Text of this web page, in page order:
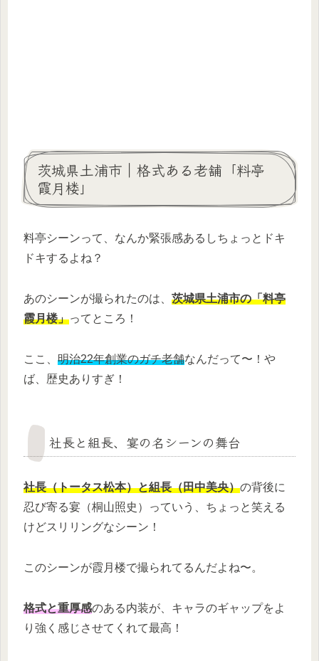
茨城県土浦市｜格式ある老舗「料亭
霞月楼」
料亭シーンって、なんか緊張感あるしちょっとドキ
ドキするよね？
あのシーンが撮られたのは、 茨城県土浦市の「料亭
霞月楼」ってところ！
ここ、 明治22年創業のガチ老舗なんだって〜！や
ば、歴史ありすぎ！
社長と組長、宴の名シーンの舞台
社長（トータス松本）と組長（田中美央）の背後に
忍び寄る宴（桐山照史）っていう、ちょっと笑える
けどスリリングなシーン！
このシーンが霞月楼で撮られてるんだよね〜。
格式と重厚感のある内装が、キャラのギャップをよ
り強く感じさせてくれて最高！